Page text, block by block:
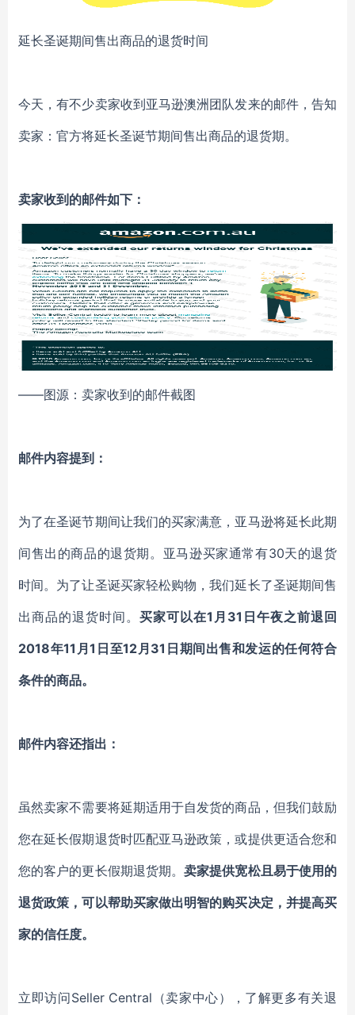
延长圣诞期间售出商品的退货时间
今天，有不少卖家收到亚马逊澳洲团队发来的邮件，告知
卖家：官方将延长圣诞节期间售出商品的退货期。
卖家收到的邮件如下：
——图源：卖家收到的邮件截图
邮件内容提到：
为了在圣诞节期间让我们的买家满意，亚马逊将延长此期
间售出的商品的退货期。亚马逊买家通常有30天的退货
时间。为了让圣诞买家轻松购物，我们延长了圣诞期间售
出商品的退货时间。 买家可以在1月31日午夜之前退回
2018年11月1日至12月31日期间出售和发运的任何符合
条件的商品。
邮件内容还指出：
虽然卖家不需要将延期适用于自发货的商品，但我们鼓励
您在延长假期退货时匹配亚马逊政策，或提供更适合您和
您的客户的更长假期退货期。卖家提供宽松且易于使用的
退货政策，可以帮助买家做出明智的购买决定，并提高买
家的信任度。
立即访问Seller Central（卖家中心），了解更多有关退